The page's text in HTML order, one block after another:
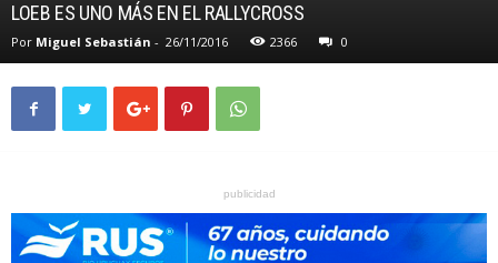
LOEB ES UNO MÁS EN EL RALLYCROSS
Por Miguel Sebastián - 26/11/2016 2366 0
publicidad